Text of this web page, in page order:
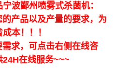
波鄞州喷雾式杀菌机：
产品以及产量的要求，为
成本！！！
求，可点击右侧在线咨
在线服务~~~